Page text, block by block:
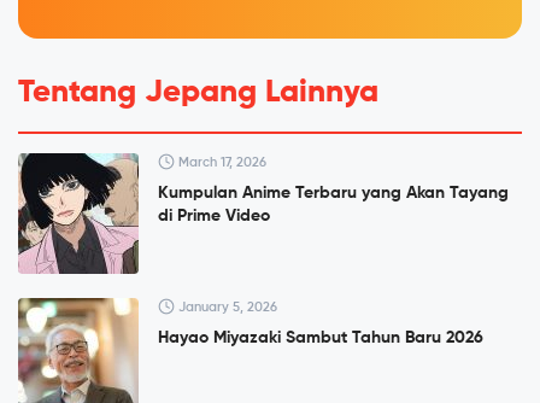
Tentang Jepang Lainnya
March 17, 2026
Kumpulan Anime Terbaru yang Akan Tayang
di Prime Video
January 5, 2026
Hayao Miyazaki Sambut Tahun Baru 2026